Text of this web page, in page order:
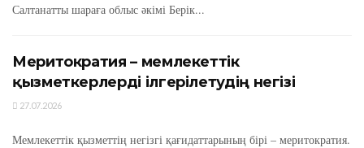
Салтанатты шараға облыс әкімі Берік...
Меритократия – мемлекеттік
қызметкерлерді ілгерілетудің негізі
27.07.2026
Мемлекеттік қызметтің негізгі қағидаттарының бірі – меритократия.